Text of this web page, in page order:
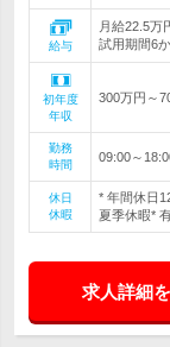
給与
月給22.5
試用期間6
初年度
年収
300万円～
勤務
時間
09:00～
休日
休暇
* 年間休日
夏季休暇*
求人詳細